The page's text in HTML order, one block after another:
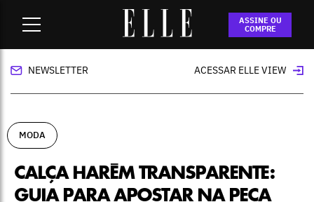
ASSINE OU
COMPRE
Calça harém transparente: guia para apostar
na peça mais cool da temporada
NEWSLETTER ACESSAR ELLE VIEW
MODA
CALÇA HARÉM TRANSPARENTE:
GUIA PARA APOSTAR NA PEÇA